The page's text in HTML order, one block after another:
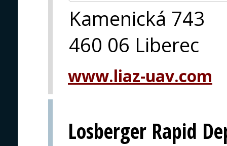
Kamenická 743
460 06 Liberec
www.liaz-uav.com
Losberger Rapid